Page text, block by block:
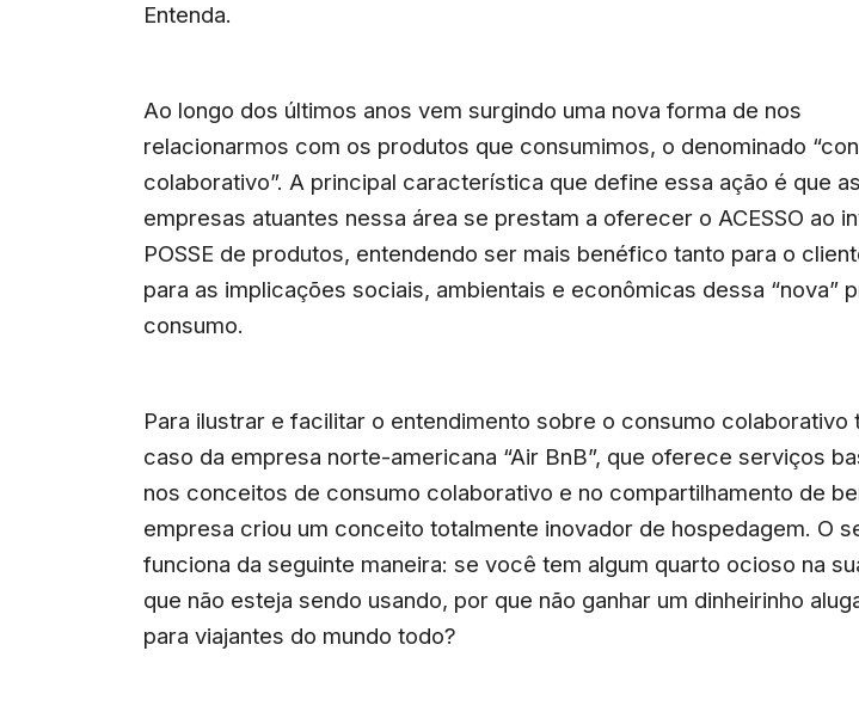
Entenda.
Ao longo dos últimos anos vem surgindo uma nova forma de nos
relacionarmos com os produtos que consumimos, o denominado
colaborativo”. A principal característica que define essa ação é que as
empresas atuantes nessa área se prestam a oferecer o ACESSO ao
POSSE de produtos, entendendo ser mais benéfico tanto para o
para as implicações sociais, ambientais e econômicas dessa “nova”
consumo.
Para ilustrar e facilitar o entendimento sobre o consumo colaborativo
caso da empresa norte-americana “Air BnB”, que oferece serviços
nos conceitos de consumo colaborativo e no compartilhamento de
empresa criou um conceito totalmente inovador de hospedagem. O
funciona da seguinte maneira: se você tem algum quarto ocioso na
que não esteja sendo usando, por que não ganhar um dinheirinho
para viajantes do mundo todo?